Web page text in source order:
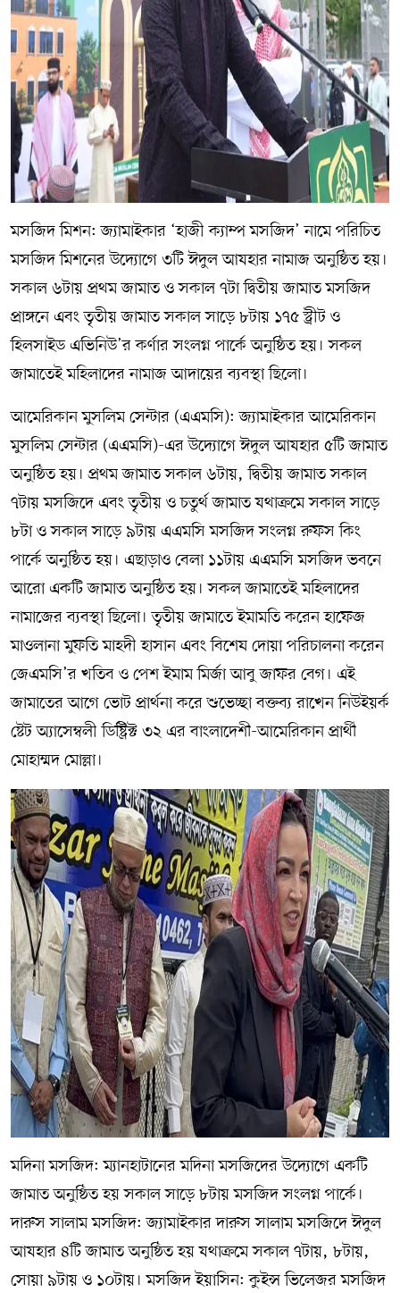
মসজিদ মিশন: জ্যামাইকার ‘হাজী ক্যাম্প মসজিদ’ নামে পরিচিত
মসজিদ মিশনের উদ্যোগে ৩টি ঈদুল আযহার নামাজ অনুষ্ঠিত হয়।
সকাল ৬টায় প্রথম জামাত ও সকাল ৭টা দ্বিতীয় জামাত মসজিদ
প্রাঙ্গনে এবং তৃতীয় জামাত সকাল সাড়ে ৮টায় ১৭৫ স্ট্রীট ও
হিলসাইড এভিনিউ’র কর্ণার সংলগ্ন পার্কে অনুষ্ঠিত হয়। সকল
জামাতেই মহিলাদের নামাজ আদায়ের ব্যবস্থা ছিলো।
আমেরিকান মুসলিম সেন্টার (এএমসি): জ্যামাইকার আমেরিকান
মুসলিম সেন্টার (এএমসি)-এর উদ্যোগে ঈদুল আযহার ৫টি জামাত
অনুষ্ঠিত হয়। প্রথম জামাত সকাল ৬টায়, দ্বিতীয় জামাত সকাল
৭টায় মসজিদে এবং তৃতীয় ও চতুর্থ জামাত যথাক্রমে সকাল সাড়ে
৮টা ও সকাল সাড়ে ৯টায় এএমসি মসজিদ সংলগ্ন রুফস কিং
পার্কে অনুষ্ঠিত হয়। এছাড়াও বেলা ১১টায় এএমসি মসজিদ ভবনে
আরো একটি জামাত অনুষ্ঠিত হয়। সকল জামাতেই মহিলাদের
নামাজের ব্যবস্থা ছিলো। তৃতীয় জামাতে ইমামতি করেন হাফেজ
মাওলানা মুফতি মাহদী হাসান এবং বিশেষ দোয়া পরিচালনা করেন
জেএমসি’র খতিব ও পেশ ইমাম মির্জা আবু জাফর বেগ। এই
জামাতের আগে ভোট প্রার্থনা করে শুভেচ্ছা বক্তব্য রাখেন নিউইয়র্ক
ষ্টেট অ্যাসেম্বলী ডিষ্ট্রিক্ট ৩২ এর বাংলাদেশী-আমেরিকান প্রার্থী
মোহাম্মদ মোল্লা।
মদিনা মসজিদ: ম্যানহাটানের মদিনা মসজিদের উদ্যোগে একটি
জামাত অনুষ্ঠিত হয় সকাল সাড়ে ৮টায় মসজিদ সংলগ্ন পার্কে।
দারুস সালাম মসজিদ: জ্যামাইকার দারুস সালাম মসজিদে ঈদুল
আযহার ৪টি জামাত অনুষ্ঠিত হয় যথাক্রমে সকাল ৭টায়, ৮টায়,
সোয়া ৯টায় ও ১০টায়। মসজিদ ইয়াসিন: কুইন্স ভিলেজর মসজিদ